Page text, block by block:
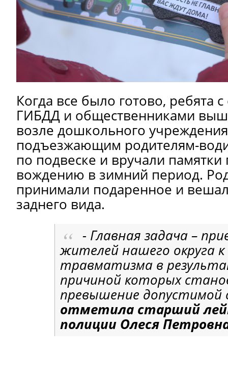
Когда все было готово, ребята
ГИБДД и общественниками
возле дошкольного
подъезжающим родителям-
по подвеске и вручали
вождению в зимний период.
принимали подаренное и
заднего вида.
- Главная задача –
жителей нашего округа к
травматизма в
причиной которых
превышение допустимой
отметила старший
полиции Олеся